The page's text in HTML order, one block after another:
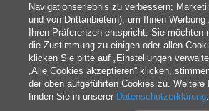
Navigationserlebnis zu verbessern;
und von Drittanbietern), um Ihnen
Ihren Präferenzen entspricht. Sie möchten
die Zustimmung zu einigen oder allen
klicken Sie bitte auf „Einstellungen
„Alle Cookies akzeptieren“ klicken,
der oben aufgeführten Cookies zu. Weitere
finden Sie in unserer Datenschutzerklärung.